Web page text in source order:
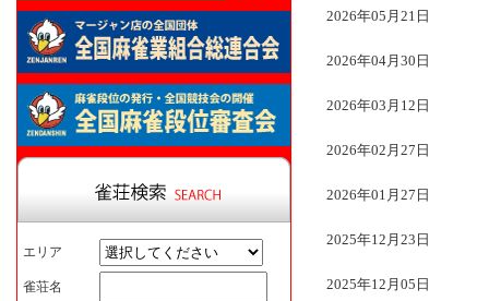
エリア
雀荘名
2026年05月21日
2026年04月30日
2026年03月12日
2026年02月27日
2026年01月27日
2025年12月23日
2025年12月05日